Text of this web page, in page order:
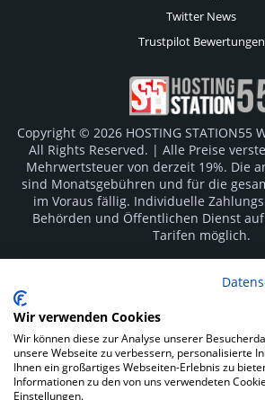
Twitter News
Trustpilot Bewertungen
Copyright © 2026 HOSTING STATION55
All Rights Reserved. | Alle Preise
Mehrwertsteuer von derzeit 19%. Die
sind Monatsgebühren und für die
im Voraus fällig. Individuelle
Behörden und Öffentlichen Dienst
Tarifen möglich.
Hersteller. Irrtümer
SOCIAL MEDIA
Wir verwenden Cookies
Wir können diese zur Analyse unserer
unsere Webseite zu verbessern, personalisierte
Ihnen ein großartiges Webseiten-Erlebnis zu
Informationen zu den von uns verwendeten
Einstellungen.